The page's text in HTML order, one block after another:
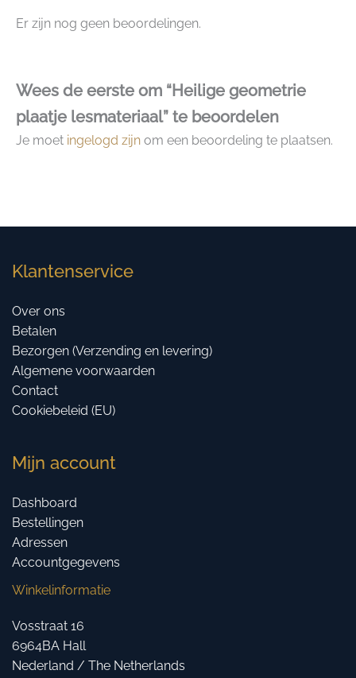
Er zijn nog geen beoordelingen.
Wees de eerste om “Heilige geometrie
plaatje lesmateriaal” te beoordelen
Je moet ingelogd zijn om een beoordeling te plaatsen.
Klantenservice
Over ons
Betalen
Bezorgen (Verzending en levering)
Algemene voorwaarden
Contact
Cookiebeleid (EU)
Mijn account
Dashboard
Bestellingen
Adressen
Accountgegevens
Winkelinformatie
Vosstraat 16
6964BA Hall
Nederland / The Netherlands